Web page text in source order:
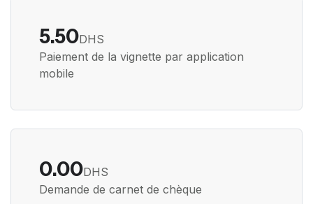
5.50DHS
Paiement de la vignette par application
mobile
0.00DHS
Demande de carnet de chèque